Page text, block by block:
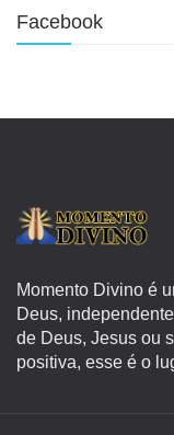
Facebook
Momento Divino é
Deus,
de Deus, Jesus ou
positiva, esse é o